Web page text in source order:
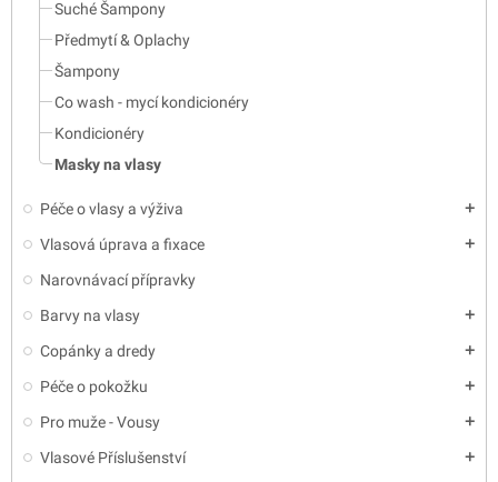
Suché Šampony
Předmytí & Oplachy
Šampony
Co wash - mycí kondicionéry
Kondicionéry
Masky na vlasy
Péče o vlasy a výživa add
Vlasová úprava a fixace add
Narovnávací přípravky
Barvy na vlasy
add
Copánky a dredy add
Péče o pokožku add
Pro muže - Vousy add
Vlasové Příslušenství add